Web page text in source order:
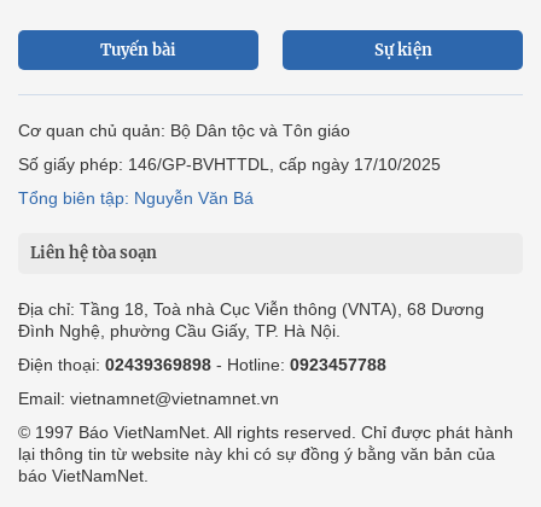
Tuyến bài Sự kiện
Cơ quan chủ quản: Bộ Dân tộc và Tôn giáo
Số giấy phép: 146/GP-BVHTTDL, cấp ngày 17/10/2025
Tổng biên tập: Nguyễn Văn Bá
Liên hệ tòa soạn
Địa chỉ: Tầng 18, Toà nhà Cục Viễn thông (VNTA), 68 Dương
Đình Nghệ, phường Cầu Giấy, TP. Hà Nội.
Điện thoại: 02439369898 - Hotline: 0923457788
Email: vietnamnet@vietnamnet.vn
© 1997 Báo VietNamNet. All rights reserved. Chỉ được phát hành
lại thông tin từ website này khi có sự đồng ý bằng văn bản của
báo VietNamNet.